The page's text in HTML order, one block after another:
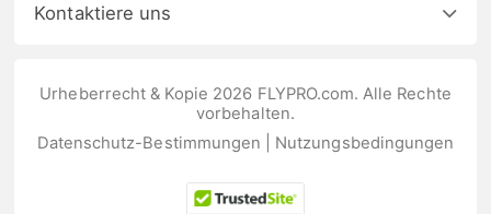
Kontaktiere uns
Urheberrecht & Kopie 2026 FLYPRO.com. Alle Rechte
vorbehalten.
Datenschutz-Bestimmungen
Nutzungsbedingungen